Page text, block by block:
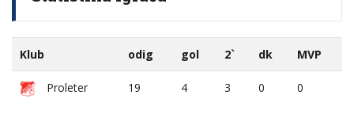
Klub odig gol 2` dk MVP
Proleter 19 4 3 0 0